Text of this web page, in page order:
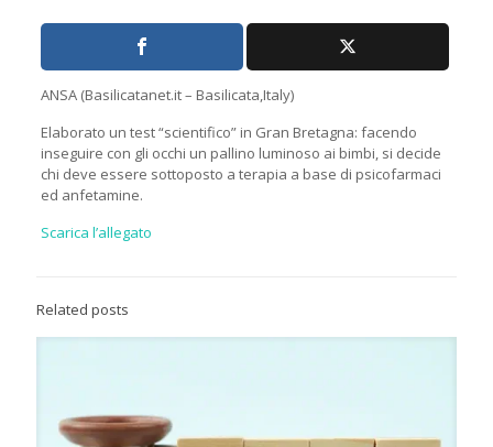
ANSA (Basilicatanet.it – Basilicata,Italy)
Elaborato un test “scientifico” in Gran Bretagna: facendo
inseguire con gli occhi un pallino luminoso ai bimbi, si decide
chi deve essere sottoposto a terapia a base di psicofarmaci
ed anfetamine.
Scarica l’allegato
Related posts